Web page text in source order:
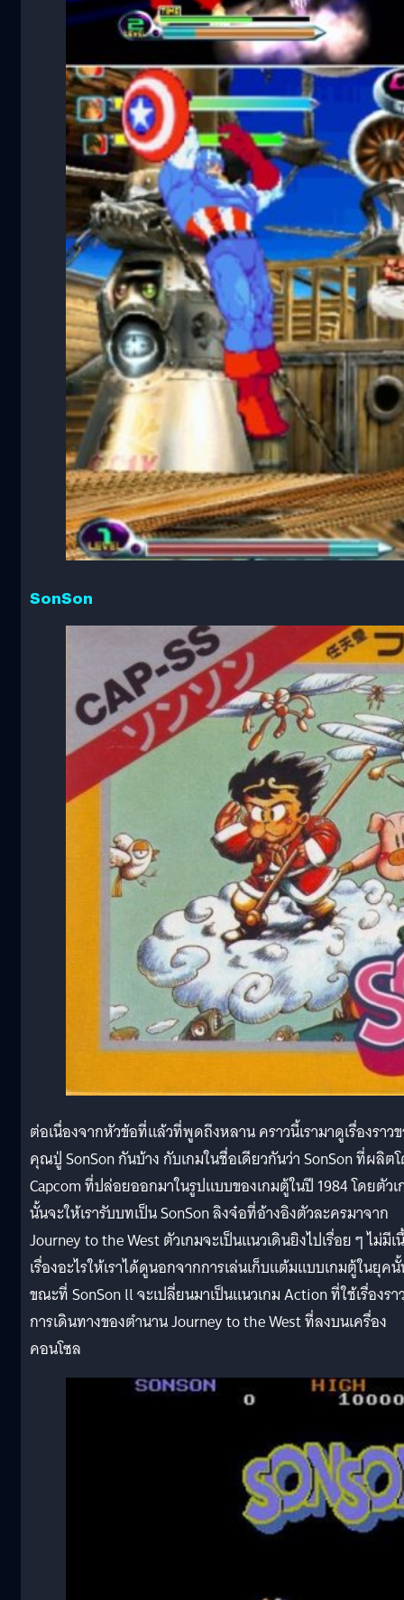
SonSon
ต่อเนื่องจากหัวข้อที่แล้วที่พูดถึงหลาน คราวนี้เรามาดูเรื่องราว
คุณปู่ SonSon กันบ้าง กับเกมในชื่อเดียวกันว่า SonSon ที่ผลิต
Capcom ที่ปล่อยออกมาในรูปแบบของเกมตู้ในปี 1984 โดยตัว
นั้นจะให้เรารับบทเป็น SonSon ลิงจ๋อที่อ้างอิงตัวละครมาจาก
Journey to the West ตัวเกมจะเป็นแนวเดินยิงไปเรื่อย ๆ ไม่มีเ
เรื่องอะไรให้เราได้ดูนอกจากการเล่นเก็บแต้มแบบเกมตู้ในยุค
ขณะที่ SonSon ll จะเปลี่ยนมาเป็นแนวเกม Action ที่ใช้เรื่องรา
การเดินทางของตำนาน Journey to the West ที่ลงบนเครื่อง
คอนโซล